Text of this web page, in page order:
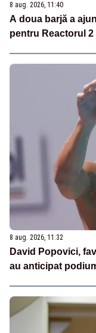
8 aug. 2026, 11:40
A doua barjă a
pentru Reactorul
8 aug. 2026, 11:32
David Popovici,
au anticipat